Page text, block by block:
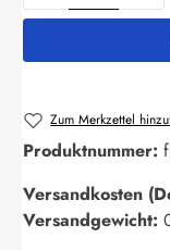
Zum Merkzettel
Produktnummer:
Versandkosten
Versandgewicht: